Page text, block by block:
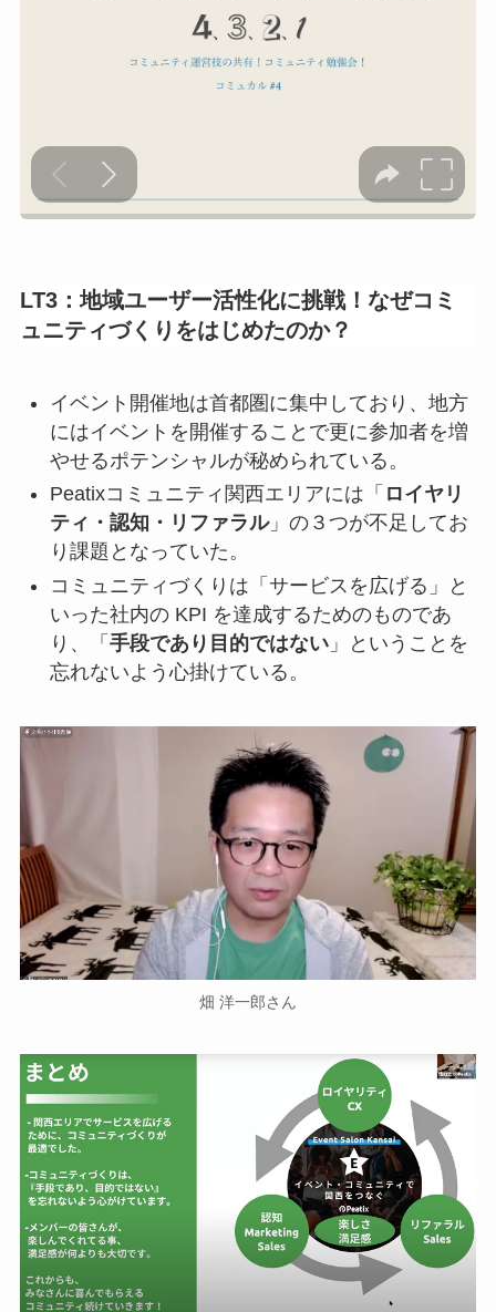
LT3：地域ユーザー活性化に挑戦！なぜコミ
ュニティづくりをはじめたのか？
イベント開催地は首都圏に集中しており、地方
にはイベントを開催することで更に参加者を増
やせるポテンシャルが秘められている。
Peatixコミュニティ関西エリアには「 ロイヤリ
ティ・認知・リファラル」の３つが不足してお
り課題となっていた。
コミュニティづくりは「サービスを広げる」と
いった社内の KPI を達成するためのものであ
り、「 手段であり目的ではない」ということを
忘れないよう心掛けている。
畑 洋一郎さん